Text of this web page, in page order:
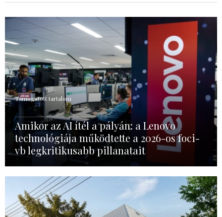
Támogatott tartalom
Amikor az AI ítél a pályán: a Lenovo
technológiája működtette a 2026-os foci-
vb legkritikusabb pillanatait